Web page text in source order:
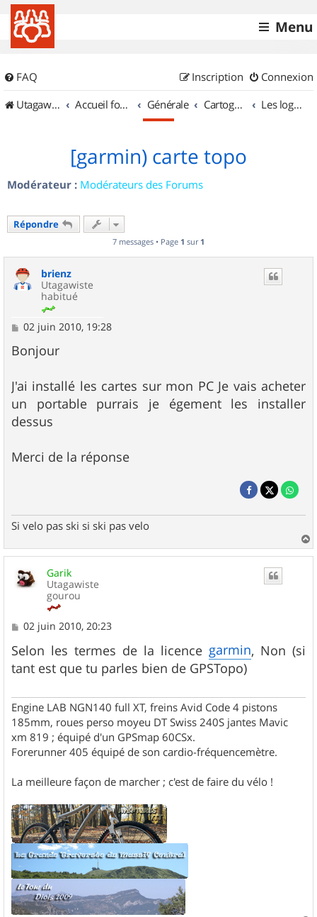
Menu
FAQ Connexion
Inscription
UtagawaVTT (Randos VTT et VTTAE avec traces GPS)
Accueil forum Générale Cartographie et GPS Les logiciels
[garmin) carte topo
Modérateur : Modérateurs des Forums
Répondre
7 messages • Page 1 sur 1
brienz
Utagawiste
habitué
M
s
s
g
e
02 juin 2010, 19:28
Bonjour
J'ai installé les cartes sur mon PC Je vais acheter
un portable purrais je égement les installer
dessus
Merci de la réponse
Si velo pas ski si ski pas velo
a
u
Garik
Utagawiste
gourou
M
s
s
a
02 juin 2010, 20:23
Selon les termes de la licence garmin, Non (si
tant est que tu parles bien de GPSTopo)
Engine LAB NGN140 full XT, freins Avid Code 4 pistons
185mm, roues perso moyeu DT Swiss 240S jantes Mavic
xm 819 ; équipé d'un GPSmap 60CSx.
Forerunner 405 équipé de son cardio-fréquencemètre.
La meilleure façon de marcher ; c'est de faire du vélo !